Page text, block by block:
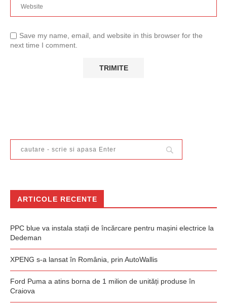
Save my name, email, and website in this browser for the
next time I comment.
ARTICOLE RECENTE
PPC blue va instala stații de încărcare pentru mașini electrice la
Dedeman
XPENG s-a lansat în România, prin AutoWallis
Ford Puma a atins borna de 1 milion de unități produse în
Craiova